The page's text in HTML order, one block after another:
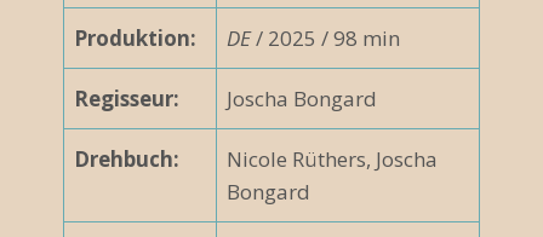
Produktion: DE/ 2025 / 98 min
Regisseur: Joscha Bongard
Drehbuch:
Nicole Rüthers, Joscha
Bongard